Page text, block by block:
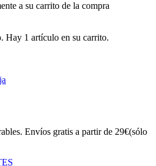
a su carrito de la compra
Hay 1 artículo en su carrito.
Envíos gratis a partir de 29€(sólo